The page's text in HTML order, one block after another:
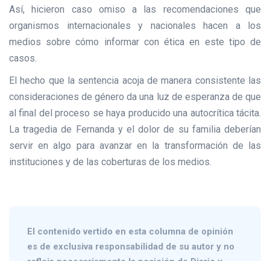
Así, hicieron caso omiso a las recomendaciones que
organismos internacionales y nacionales hacen a los
medios sobre cómo informar con ética en este tipo de
casos.
El hecho que la sentencia acoja de manera consistente las
consideraciones de género da una luz de esperanza de que
al final del proceso se haya producido una autocrítica tácita.
La tragedia de Fernanda y el dolor de su familia deberían
servir en algo para avanzar en la transformación de las
instituciones y de las coberturas de los medios.
El contenido vertido en esta columna de opinión
es de exclusiva responsabilidad de su autor y no